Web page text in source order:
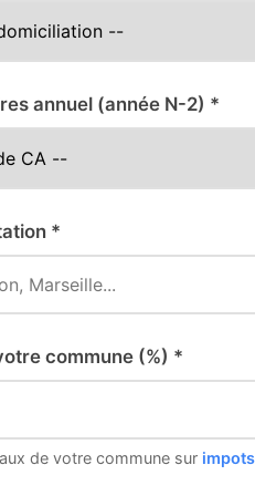
annuel (année N-2) *
*
commune (%) *
de votre commune sur